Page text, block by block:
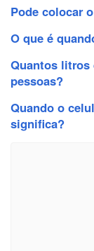
Pode colocar
O que é
Quantos litros
pessoas?
Quando o
significa?